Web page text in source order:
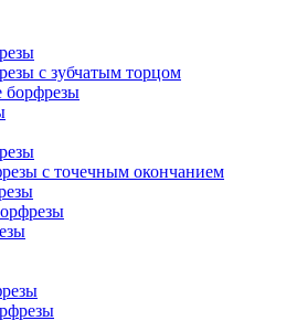
с зубчатым торцом
борфрезы
с точечным окончанием